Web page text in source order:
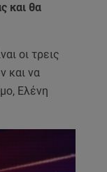
και θα
οι τρεις
και να
Ελένη